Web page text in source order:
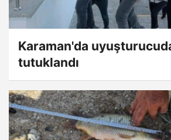
Karaman'da
tutuklandı